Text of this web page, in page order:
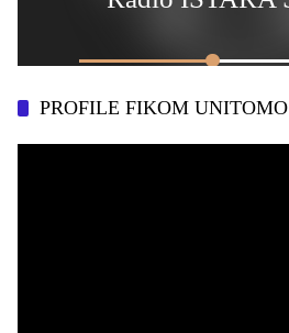
PROFILE FIKOM UNITOMO